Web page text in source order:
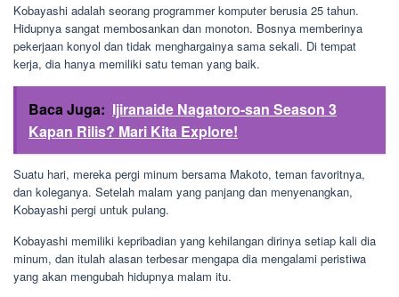
Kobayashi adalah seorang programmer komputer berusia 25 tahun.
Hidupnya sangat membosankan dan monoton. Bosnya memberinya
pekerjaan konyol dan tidak menghargainya sama sekali. Di tempat
kerja, dia hanya memiliki satu teman yang baik.
Baca Juga: Ijiranaide Nagatoro-san Season 3
Kapan Rilis? Mari Kita Explore!
Suatu hari, mereka pergi minum bersama Makoto, teman favoritnya,
dan koleganya. Setelah malam yang panjang dan menyenangkan,
Kobayashi pergi untuk pulang.
Kobayashi memiliki kepribadian yang kehilangan dirinya setiap kali dia
minum, dan itulah alasan terbesar mengapa dia mengalami peristiwa
yang akan mengubah hidupnya malam itu.